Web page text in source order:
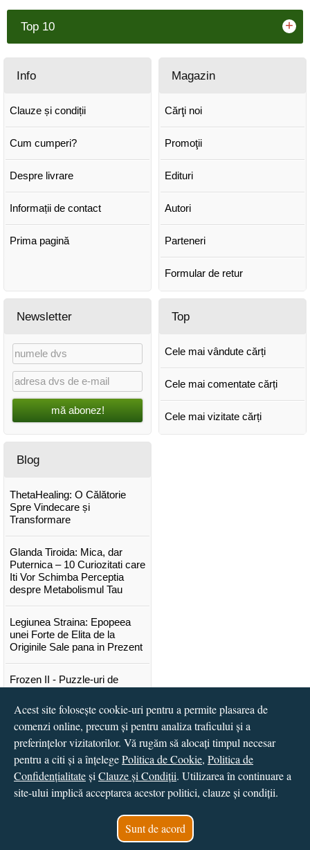
Top 10 +
Info
Clauze și condiții
Cum cumperi?
Despre livrare
Informații de contact
Prima pagină
Magazin
Cărţi noi
Promoţii
Edituri
Autori
Parteneri
Formular de retur
Newsletter
mă abonez!
Top
Cele mai vândute cărți
Cele mai comentate cărți
Cele mai vizitate cărți
Blog
ThetaHealing: O Călătorie
Spre Vindecare și
Transformare
Glanda Tiroida: Mica, dar
Puternica – 10 Curiozitati care
Iti Vor Schimba Perceptia
despre Metabolismul Tau
Legiunea Straina: Epopeea
unei Forte de Elita de la
Originile Sale pana in Prezent
Frozen II - Puzzle-uri de
Lansare "Portocalele verzi" de
Vitali Cipileaga
...toate știrile
© 2016 - 2026S.C. CCN Books SRL
Vital Soft
Acest site folosește cookie-uri pentru a permite plasarea de
comenzi online, precum și pentru analiza traficului și a
preferințelor vizitatorilor. Vă rugăm să alocați timpul necesar
pentru a citi și a înțelegePolitica de Cookie, Politica de
Confidențialitateși Clauze și Condiții. Utilizarea în continuare a
site-ului implică acceptarea acestor politici, clauze și condiții.
Sunt de acord